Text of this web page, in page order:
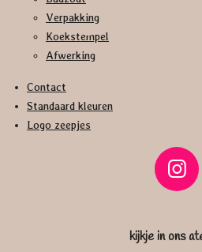
Verpakking
Koekstempel
Afwerking
Contact
Standaard kleuren
Logo zeepjes
I
t
kijkje in ons